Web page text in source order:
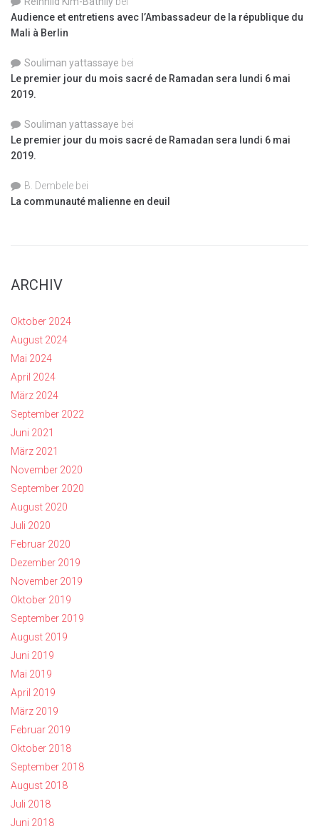
Audience et entretiens avec l’Ambassadeur de la république du
Mali à Berlin
Souliman yattassaye bei
Le premier jour du mois sacré de Ramadan sera lundi 6 mai
2019.
Souliman yattassaye bei
Le premier jour du mois sacré de Ramadan sera lundi 6 mai
2019.
B. Dembele bei
La communauté malienne en deuil
ARCHIV
Oktober 2024
August 2024
Mai 2024
April 2024
März 2024
September 2022
Juni 2021
März 2021
November 2020
September 2020
August 2020
Juli 2020
Februar 2020
Dezember 2019
November 2019
Oktober 2019
September 2019
August 2019
Juni 2019
Mai 2019
April 2019
März 2019
Februar 2019
Oktober 2018
September 2018
August 2018
Juli 2018
Juni 2018